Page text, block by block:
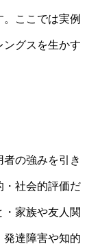
ここでは実例
ングスを生かす
の強みを引き
・社会的評価だ
家族や友人関
発達障害や知的